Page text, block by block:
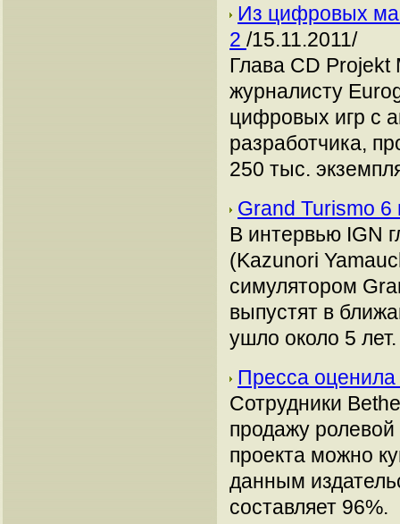
Из цифровых
2 /15.11.2011/
Глава CD
журналисту
цифровых игр с
разработчика,
250 тыс.
Grand Turismo 6
В интервью IGN
(Kazunori
симулятором
выпустят в
ушло около 5 лет.
Пресса
Сотрудники
продажу
проекта можно
данным
составляет 96%.